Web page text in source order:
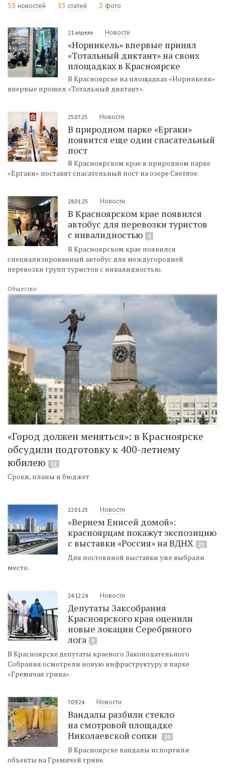
55 новостей 13 статей 2 фото
21 апреля Новости
«Норникель» впервые принял
«Тотальный диктант» на своих
площадках в Красноярске
В Красноярске на площадках «Норникеля»
впервые прошел «Тотальный диктант».
25.07.25 Новости
В природном парке «Ергаки»
появится еще один спасательный
пост
В Красноярском крае в природном парке
«Ергаки» поставят спасательный пост на озере Светлое.
28.01.25 Новости
В Красноярском крае появился
автобус для перевозки туристов
с инвалидностью
4
В Красноярском крае появился
специализированный автобус для междугородней
перевозки групп туристов с инвалидностью.
Общество
«Город должен меняться»: в Красноярске
обсудили подготовку к 400-летнему
юбилею
12
Сроки, планы и бюджет
22.01.25 Новости
«Вернем Енисей домой»:
красноярцам покажут экспозицию
с выставки «Россия» на ВДНХ
21
Для постоянной выставки уже выбрали
место.
24.12.24 Новости
Депутаты Заксобрания
Красноярского края оценили
новые локации Серебряного
лога
9
В Красноярске депутаты краевого Законодательного
Собрания осмотрели новую инфраструктуру в парке
«Гремячая грива».
7.09.24 Новости
Вандалы разбили стекло
на смотровой площадке
Николаевской сопки
34
В Красноярске вандалы испортили
объекты на Гремячей гриве.